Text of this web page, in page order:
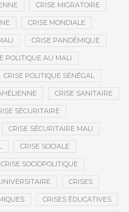
CRISE MIGRATOIRE
CRISE MONDIALE
CRISE PANDÉMIQUE
POLITIQUE AU MALI
CRISE POLITIQUE SÉNÉGAL
CRISE SANITAIRE
SÉCURITAIRE
CRISE SÉCURITAIRE MALI
CRISE SOCIALE
CRISE SOCIOPOLITIQUE
CRISES
CRISES ÉDUCATIVES